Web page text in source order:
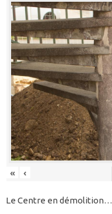
« ‹
Le Centre en démolition…